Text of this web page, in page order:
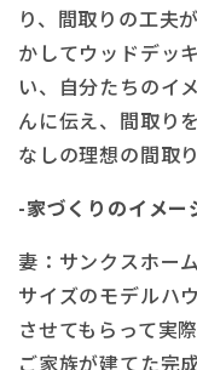
り、間取りの工夫
かしてウッドデッ
い、自分たちのイ
んに伝え、間取り
なしの理想の間取
-家づくりのイメー
妻：サンクスホー
サイズのモデルハ
させてもらって実
ご家族が建てた完